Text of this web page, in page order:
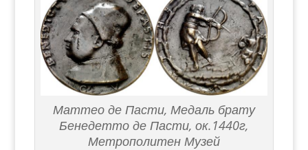
Маттео де Пасти, Медаль брату
Бенедетто де Пасти, ок.1440г,
Метрополитен Музей